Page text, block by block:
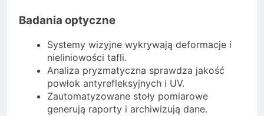
Badania optyczne
Systemy wizyjne wykrywają deformacje i
nieliniowości tafli.
Analiza pryzmatyczna sprawdza jakość
powłok antyrefleksyjnych i UV.
Zautomatyzowane stoły pomiarowe
generują raporty i archiwizują dane.